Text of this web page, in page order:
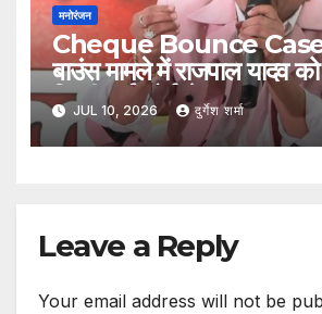
मनोरंजन
Cheque Bounce
बाउंस मामले में राजपाल यादव को
दिल्ली हाई कोर्ट ने सज़ा
JUL 10, 2026 दुर्गेश शर्मा
Leave a Reply
Your email address will not be